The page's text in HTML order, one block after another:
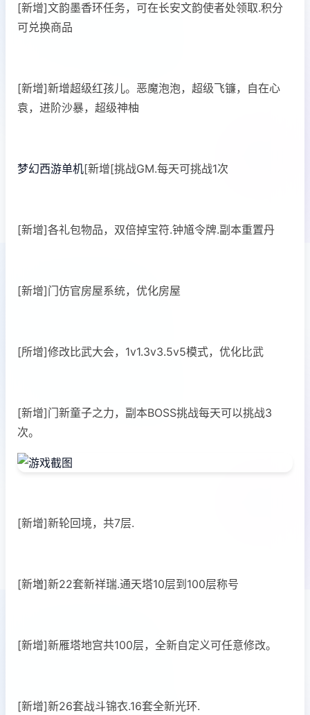
[新增]文韵墨香环任务，可在长安文韵使者处领取.积分
可兑换商品
[新增]新增超级红孩儿。恶魔泡泡，超级飞镰，自在心
袁，进阶沙暴，超级神柚
梦幻西游单机[新增[挑战GM.每天可挑战1次
[新增]各礼包物品，双倍掉宝符.钟馗令牌.副本重置丹
[新增]门仿官房屋系统，优化房屋
[所增]修改比武大会，1v1.3v3.5v5模式，优化比武
[新增]门新童子之力，副本BOSS挑战每天可以挑战3
次。
[新增]新轮回境，共7层.
[新増]新22套新祥瑞.通天塔10层到100层称号
[新增]新雁塔地宫共100层，全新自定义可任意修改。
[新增]新26套战斗锦衣.16套全新光环.